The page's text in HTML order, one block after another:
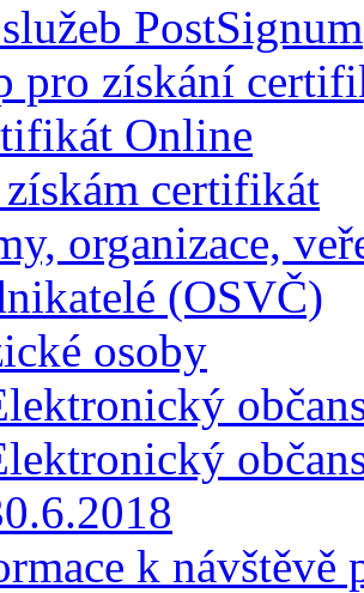
PostSignum
pro získání
Online
získám certifikát
organizace,
(OSVČ)
osoby
k návštěvě